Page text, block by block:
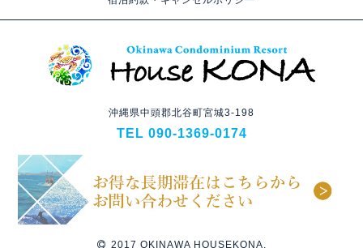
沖縄県中頭郡北谷町宮城3-198
TEL 090-1369-0174
2017 OKINAWA HOUSEKONA.